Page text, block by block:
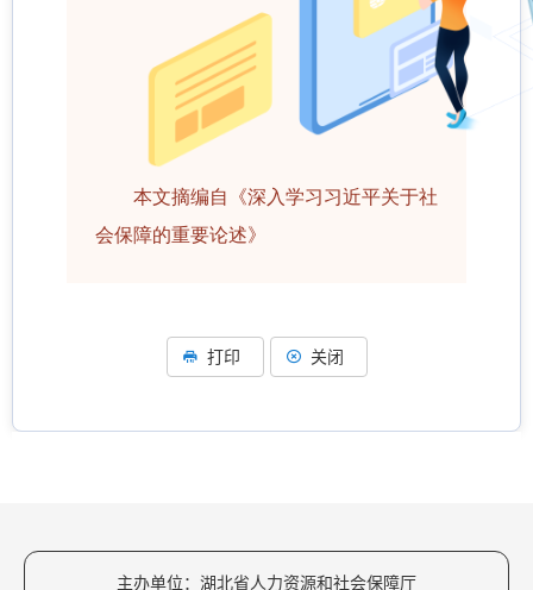
本文摘编自《深入学习习近平关于社
会保障的重要论述》
打印 关闭
主办单位：湖北省人力资源和社会保障厅